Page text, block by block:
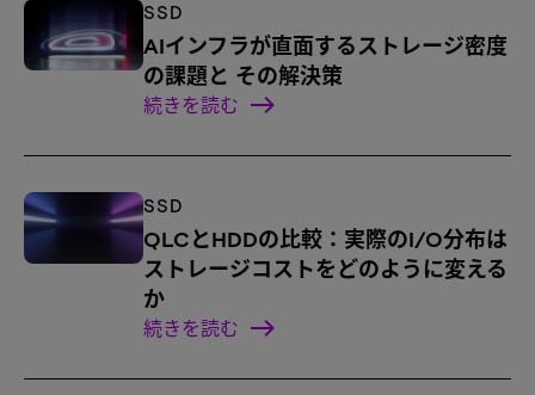
SSD
AIインフラが直面するストレージ密度
の課題と その解決策
続きを読む
SSD
QLCとHDDの比較：実際のI/O分布は
ストレージコストをどのように変える
か
続きを読む